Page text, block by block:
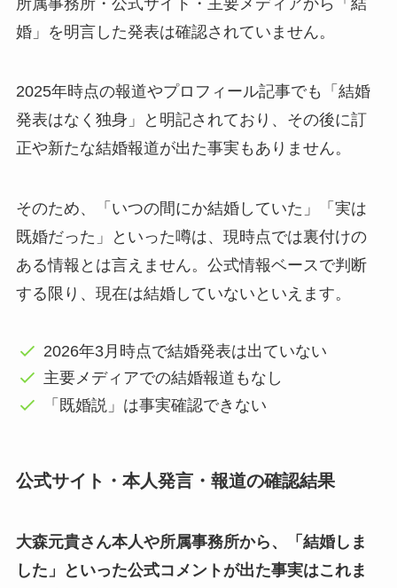
婚」を明言した発表は確認されていません。
2025年時点の報道やプロフィール記事でも「結婚
発表はなく独身」と明記されており、その後に訂
正や新たな結婚報道が出た事実もありません。
そのため、「いつの間にか結婚していた」「実は
既婚だった」といった噂は、現時点では裏付けの
ある情報とは言えません。公式情報ベースで判断
する限り、現在は結婚していないといえます。
2026年3月時点で結婚発表は出ていない
主要メディアでの結婚報道もなし
「既婚説」は事実確認できない
公式サイト・本人発言・報道の確認結果
大森元貴さん本人や所属事務所から、「結婚しま
した」といった公式コメントが出た事実はこれま